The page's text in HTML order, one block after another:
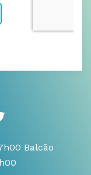
Balcão